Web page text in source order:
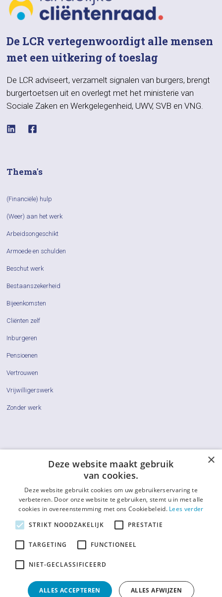
De LCR vertegenwoordigt alle mensen
met een uitkering of toeslag
De LCR adviseert, verzamelt signalen van burgers, brengt
burgertoetsen uit en overlegt met het ministerie van
Sociale Zaken en Werkgelegenheid, UWV, SVB en VNG.
Thema's
(Financiële) hulp
(Weer) aan het werk
Arbeidsongeschikt
Armoede en schulden
Beschut werk
Bestaanszekerheid
Bijeenkomsten
Cliënten zelf
Inburgeren
Pensioenen
Vertrouwen
Vrijwilligerswerk
Zonder werk
Vraag & Antwoord
De LCR
Contact
Afkortingenlijst
×
Deze website maakt gebruik
van cookies.
Deze website gebruikt cookies om uw gebruikerservaring te
verbeteren. Door onze website te gebruiken, stemt u in met alle
cookies in overeenstemming met ons Cookiebeleid. Lees verder
STRIKT NOODZAKELIJK
PRESTATIE
TARGETING FUNCTIONEEL
NIET-GECLASSIFICEERD
ALLES ACCEPTEREN ALLES AFWIJZEN